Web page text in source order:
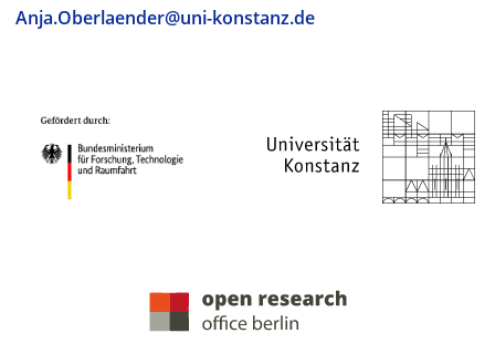
Anja.Oberlaender@uni-konstanz.de